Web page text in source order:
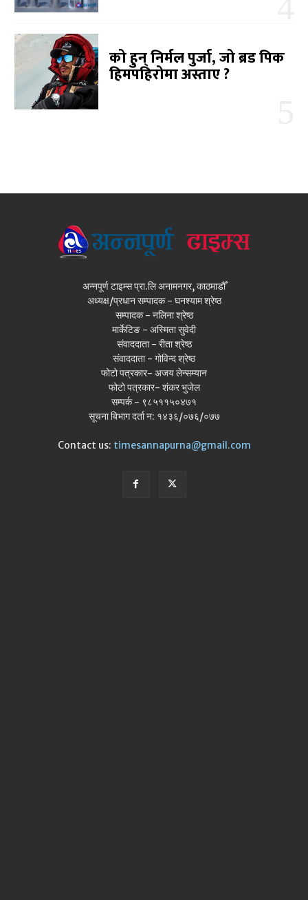
को हुन् निर्मल पुर्जा, जो ब्रड पिक
हिमपहिरोमा अस्ताए ?
अन्नपूर्ण टाइम्स प्रा.लि अनामनगर, काठमाडौँ
अध्यक्ष/प्रधान सम्पादक - घनश्याम श्रेष्ठ
सम्पादक - नलिना श्रेष्ठ
मार्केटिङ - अस्मिता सुवेदी
संवाददाता - रीता श्रेष्ठ
संवाददाता - गोविन्द श्रेष्ठ
फोटो पत्रकार- अजय लेन्सम्यान
फोटो पत्रकार- शंकर भुजेल
सम्पर्क - ९८५११५०४७१
सूचना बिभाग दर्ता न: १४३६/०७६/०७७
Contact us: timesannapurna@gmail.com